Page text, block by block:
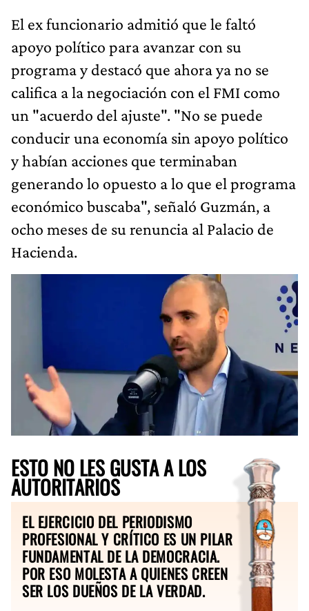
El ex funcionario admitió que le faltó
apoyo político para avanzar con su
programa y destacó que ahora ya no se
califica a la negociación con el FMI como
un "acuerdo del ajuste". "No se puede
conducir una economía sin apoyo político
y habían acciones que terminaban
generando lo opuesto a lo que el programa
económico buscaba", señaló Guzmán, a
ocho meses de su renuncia al Palacio de
Hacienda.
ESTO NO LES GUSTA A LOS
AUTORITARIOS
EL EJERCICIO DEL PERIODISMO
PROFESIONAL Y CRÍTICO ES UN PILAR
FUNDAMENTAL DE LA DEMOCRACIA.
POR ESO MOLESTA A QUIENES CREEN
SER LOS DUEÑOS DE LA VERDAD.